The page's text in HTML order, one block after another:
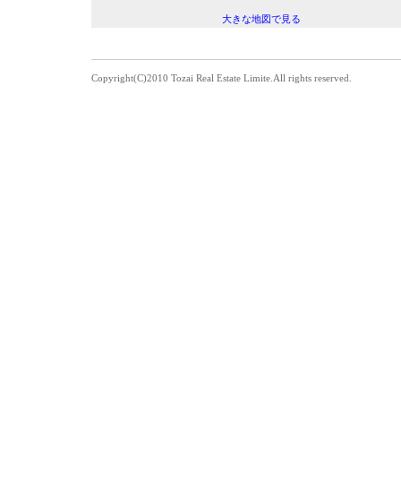
大きな地図で見る
Copyright(C)2010 Tozai Real Estate Limite.All rights reserved.